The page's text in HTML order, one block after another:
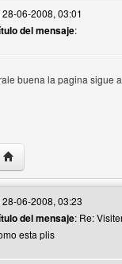
usuario
28-06-2008, 03:01
del mensaje:
buena la pagina sigue
Visitar sitio web del
usuario
28-06-2008, 03:23
del mensaje: Re:
esta plis